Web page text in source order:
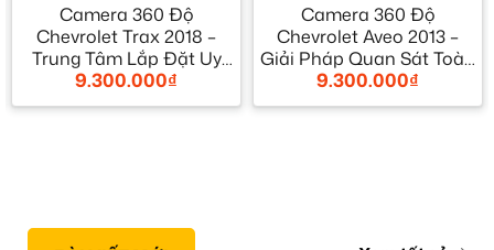
Camera 360 Độ
Chevrolet Trax 2018 –
Trung Tâm Lắp Đặt Uy
Tín TPHCM
9.300.000₫
Camera 360 Độ
Chevrolet Aveo 2013 –
Giải Pháp Quan Sát Toàn
Cảnh An Toàn
9.300.000₫